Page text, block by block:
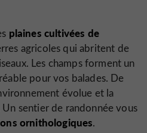
plaines cultivées de
agricoles qui abritent de
Les champs forment un
pour vos balades. De
évolue et la
sentier de randonnée vous
ornithologiques.